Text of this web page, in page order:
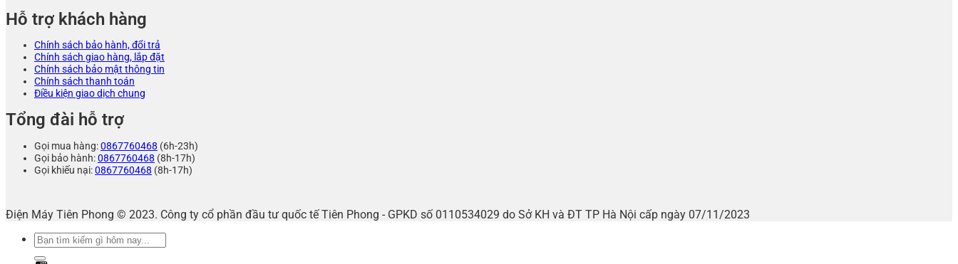
Hỗ trợ khách hàng
Chính sách bảo hành, đổi trả
Chính sách giao hàng, lắp đặt
Chính sách bảo mật thông tin
Chính sách thanh toán
Điều kiện giao dịch chung
Tổng đài hỗ trợ
Gọi mua hàng:0867760468 (6h-23h)
Gọi bảo hành:0867760468 (8h-17h)
Gọi khiếu nại:0867760468 (8h-17h)
Điện Máy Tiên Phong © 2023. Công ty cổ phần đầu tư quốc tế Tiên Phong - GPKD số 0110534029 do Sở KH và ĐT TP Hà Nội cấp ngày 07/11/2023
Tìm